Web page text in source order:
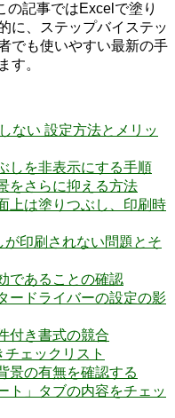
の記事ではExcelで塗り
に、ステップバイステッ
でも使いやすい最新の手
す。
ない 設定方法とメリッ
しを非表示にする手順
をさらに抑える方法
上は塗りつぶし、印刷時
印刷されない問題とそ
であることの確認
ードライバーの設定の影
付き書式の競合
ェックリスト
景の有無を確認する
ト」タブの内容をチェッ